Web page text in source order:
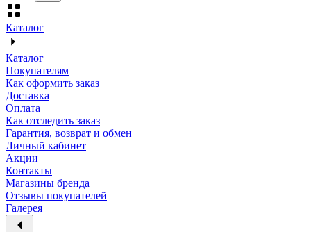
Каталог
Каталог
Покупателям
Как оформить заказ
Доставка
Оплата
Как отследить заказ
Гарантия, возврат и обмен
Личный кабинет
Акции
Контакты
Магазины бренда
Отзывы покупателей
Галерея